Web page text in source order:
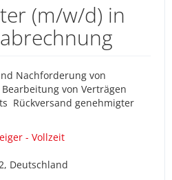
(m/w/d) in
Nachforderung von
von Verträgen
Rückversand genehmigter
- Vollzeit
Deutschland